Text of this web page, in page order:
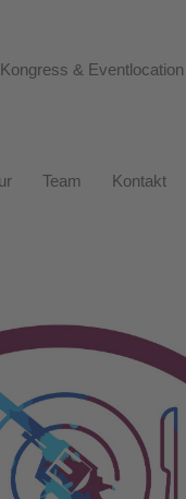
Kongress & Eventlocation
Team Kontakt